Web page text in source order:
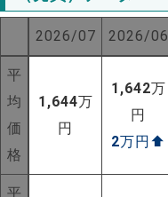
NEW!
NEW!
2026/07 2026/06
平
均
価
格
1,644万
円
1,642万
円
2万円 ⬆
平